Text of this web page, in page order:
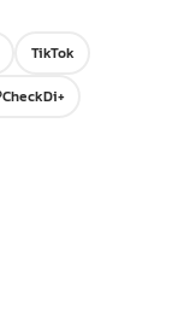
TikTok
CheckDi+